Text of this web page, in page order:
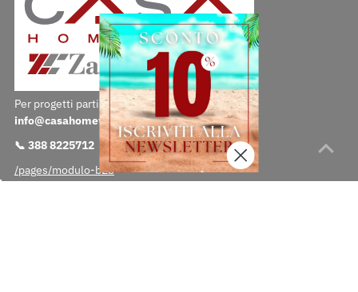
Per progetti particolari contattaci direttamente:
info@casahomewear.com
📞 388 8225712
/pages/modulo-b2b